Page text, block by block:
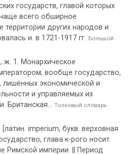
государств, главой которых
всего обширное
других народов и
и. в 1721-1917 гг. Большой
1. Монархическое
вообще государство,
лишённых экономической и
и управляемых из
Британская... Толковый словарь
imperium, букв. верховная
глава к-рого носит
Римской империи. || Период